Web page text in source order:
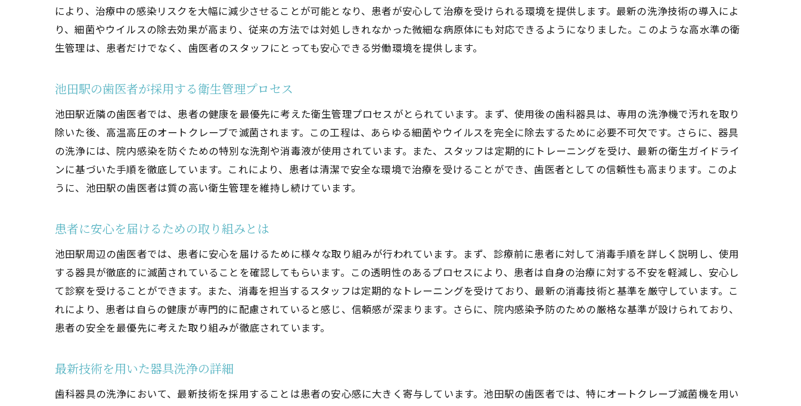
池田駅での実績豊富な消毒技術の紹介
消毒技術が変える歯科治療の未来
池田駅の歯医者が取り入れる最新の器具洗浄技術で安心を提供
技術革新が生む安全な治療環境
池田駅の歯医者が選ぶ洗浄技術の理由
患者が求める高品質な消毒環境
最新技術と従来技術の比較
歯科界の未来を支える技術革新
患者の健康を守る池田駅の歯医者が実践する徹底的な消毒対策
消毒対策における池田駅の歯医者の取り組み
消毒作業における最新設備の役割
池田駅の歯科クリニックの実践例
患者への影響を考慮した消毒対策
により、治療中の感染リスクを大幅に減少させることが可能となり、患者が安心して治療を受けられる環境を提供します。最新の洗浄技術の導入によ
り、細菌やウイルスの除去効果が高まり、従来の方法では対処しきれなかった微細な病原体にも対応できるようになりました。このような高水準の衛
生管理は、患者だけでなく、歯医者のスタッフにとっても安心できる労働環境を提供します。
池田駅の歯医者が採用する衛生管理プロセス
池田駅近隣の歯医者では、患者の健康を最優先に考えた衛生管理プロセスがとられています。まず、使用後の歯科器具は、専用の洗浄機で汚れを取り
除いた後、高温高圧のオートクレーブで滅菌されます。この工程は、あらゆる細菌やウイルスを完全に除去するために必要不可欠です。さらに、器具
の洗浄には、院内感染を防ぐための特別な洗剤や消毒液が使用されています。また、スタッフは定期的にトレーニングを受け、最新の衛生ガイドライ
ンに基づいた手順を徹底しています。これにより、患者は清潔で安全な環境で治療を受けることができ、歯医者としての信頼性も高まります。このよ
うに、池田駅の歯医者は質の高い衛生管理を維持し続けています。
患者に安心を届けるための取り組みとは
池田駅周辺の歯医者では、患者に安心を届けるために様々な取り組みが行われています。まず、診療前に患者に対して消毒手順を詳しく説明し、使用
する器具が徹底的に滅菌されていることを確認してもらいます。この透明性のあるプロセスにより、患者は自身の治療に対する不安を軽減し、安心し
て診察を受けることができます。また、消毒を担当するスタッフは定期的なトレーニングを受けており、最新の消毒技術と基準を厳守しています。こ
れにより、患者は自らの健康が専門的に配慮されていると感じ、信頼感が深まります。さらに、院内感染予防のための厳格な基準が設けられており、
患者の安全を最優先に考えた取り組みが徹底されています。
最新技術を用いた器具洗浄の詳細
歯科器具の洗浄において、最新技術を採用することは患者の安心感に大きく寄与しています。池田駅の歯医者では、特にオートクレーブ滅菌機を用い